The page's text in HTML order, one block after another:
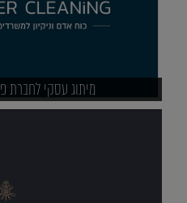
מיתוג עסקי לחברת